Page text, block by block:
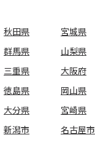
秋田県 宮城県
群馬県 山梨県
三重県 大阪府
徳島県 岡山県
大分県 宮崎県
新潟市 名古屋市